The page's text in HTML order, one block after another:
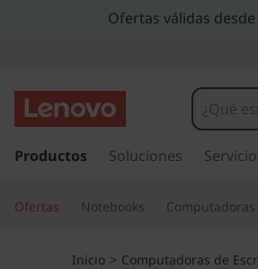
e
a
C
e
Ofertas válidas
r
c
Productos Soluciones
Ofertas Notebooks
Inicio > Computadoras de